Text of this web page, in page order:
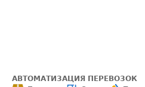
АВТОМАТИЗАЦИЯ ПЕРЕВОЗОК